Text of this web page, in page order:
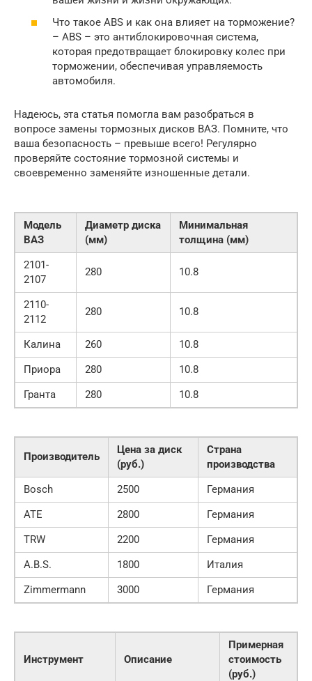
Что такое ABS и как она влияет на торможение?
– ABS – это антиблокировочная система,
которая предотвращает блокировку колес при
торможении, обеспечивая управляемость
автомобиля.
Надеюсь, эта статья помогла вам разобраться в
вопросе замены тормозных дисков ВАЗ. Помните, что
ваша безопасность – превыше всего! Регулярно
проверяйте состояние тормозной системы и
своевременно заменяйте изношенные детали.
Модель
ВАЗ
Диаметр диска
(мм)
Минимальная
толщина (мм)
2101-
2107
280 10.8
2110-
2112
280 10.8
Калина 260
10.8
Приора
280
10.8
Гранта
280 10.8
Производитель
Цена за диск
(руб.)
Страна
производства
Bosch
2500
Германия
ATE
2800
Германия
TRW
2200
Германия
A.B.S.
1800
Италия
Zimmermann
3000 Германия
Инструмент Описание
Примерная
стоимость
(руб.)